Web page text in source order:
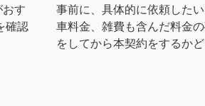
おす
確認
事前に、具体的に依頼した
車料金、雑費も含んだ料金
をしてから本契約をするか